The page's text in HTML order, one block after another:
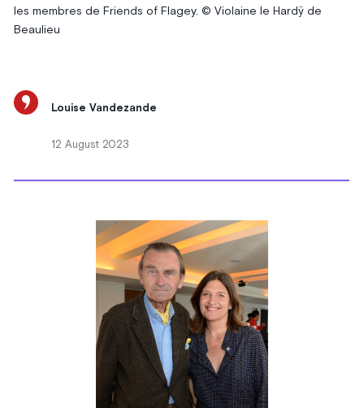
les membres de Friends of Flagey. © Violaine le Hardÿ de
Beaulieu
Louise Vandezande
12 August 2023